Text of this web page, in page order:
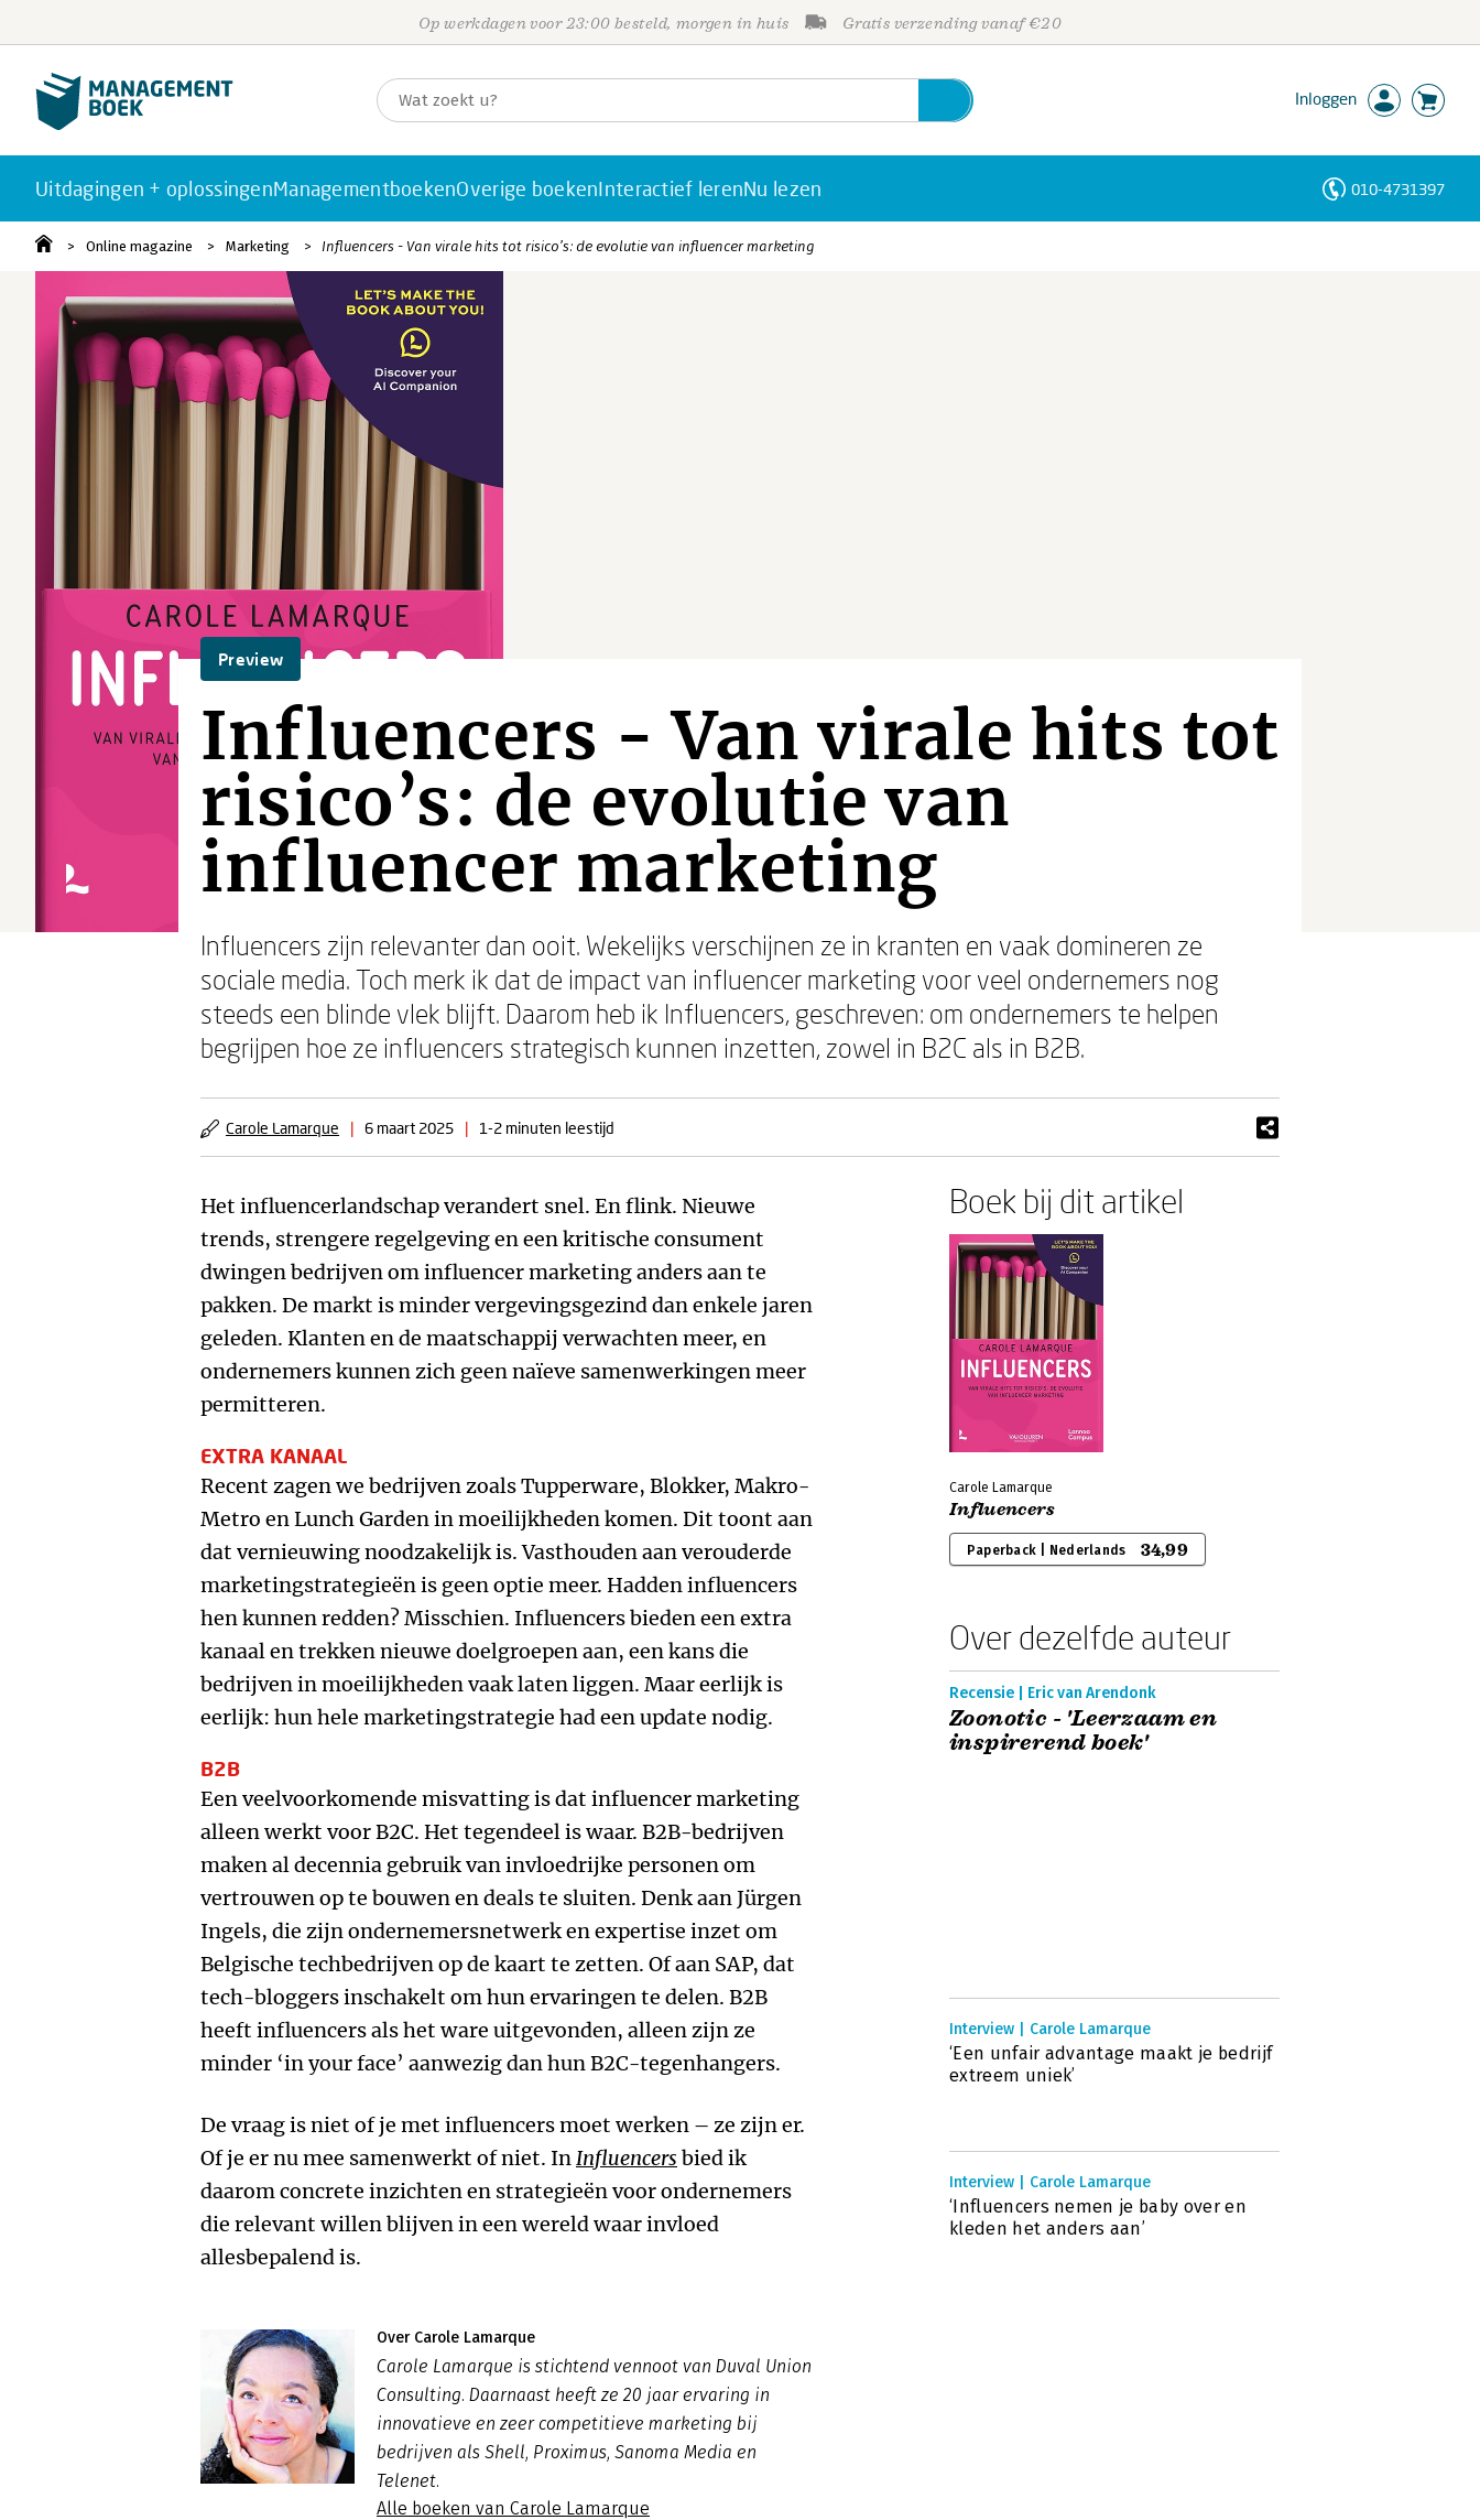
Op werkdagen voor 23:00 besteld, morgen in huis Gratis verzending vanaf €20
Inloggen
Uitdagingen + oplossingenManagementboekenOverige boekenInteractief lerenNu lezen 010-4731397
Online magazine Marketing Influencers - Van virale hits tot risico’s: de evolutie van influencer marketing
Preview
Influencers - Van virale hits tot
risico’s: de evolutie van
influencer marketing
Influencers zijn relevanter dan ooit. Wekelijks verschijnen ze in kranten en vaak domineren ze
sociale media. Toch merk ik dat de impact van influencer marketing voor veel ondernemers nog
steeds een blinde vlek blijft. Daarom heb ik Influencers, geschreven: om ondernemers te helpen
begrijpen hoe ze influencers strategisch kunnen inzetten, zowel in B2C als in B2B.
Carole Lamarque | 6 maart 2025 | 1-2 minuten leestijd
Het influencerlandschap verandert snel. En flink. Nieuwe
trends, strengere regelgeving en een kritische consument
dwingen bedrijven om influencer marketing anders aan te
pakken. De markt is minder vergevingsgezind dan enkele jaren
geleden. Klanten en de maatschappij verwachten meer, en
ondernemers kunnen zich geen naïeve samenwerkingen meer
permitteren.
EXTRA KANAAL
Recent zagen we bedrijven zoals Tupperware, Blokker, Makro-
Metro en Lunch Garden in moeilijkheden komen. Dit toont aan
dat vernieuwing noodzakelijk is. Vasthouden aan verouderde
marketingstrategieën is geen optie meer. Hadden influencers
hen kunnen redden? Misschien. Influencers bieden een extra
kanaal en trekken nieuwe doelgroepen aan, een kans die
bedrijven in moeilijkheden vaak laten liggen. Maar eerlijk is
eerlijk: hun hele marketingstrategie had een update nodig.
B2B
Een veelvoorkomende misvatting is dat influencer marketing
alleen werkt voor B2C. Het tegendeel is waar. B2B-bedrijven
maken al decennia gebruik van invloedrijke personen om
vertrouwen op te bouwen en deals te sluiten. Denk aan Jürgen
Ingels, die zijn ondernemersnetwerk en expertise inzet om
Belgische techbedrijven op de kaart te zetten. Of aan SAP, dat
tech-bloggers inschakelt om hun ervaringen te delen. B2B
heeft influencers als het ware uitgevonden, alleen zijn ze
minder ‘in your face’ aanwezig dan hun B2C-tegenhangers.
De vraag is niet of je met influencers moet werken – ze zijn er.
Of je er nu mee samenwerkt of niet. InInfluencers bied ik
daarom concrete inzichten en strategieën voor ondernemers
die relevant willen blijven in een wereld waar invloed
allesbepalend is.
Over Carole Lamarque
Carole Lamarque is stichtend vennoot van Duval Union
Consulting. Daarnaast heeft ze 20 jaar ervaring in
innovatieve en zeer competitieve marketing bij
bedrijven als Shell, Proximus, Sanoma Media en
Telenet.
Alle boeken van Carole Lamarque
Boek bij dit artikel
Carole Lamarque
Influencers
Paperback | Nederlands 34,99
Over dezelfde auteur
Recensie | Eric van Arendonk
Zoonotic - 'Leerzaam en
inspirerend boek'
Interview | Carole Lamarque
‘Een unfair advantage maakt je bedrijf
extreem uniek’
Interview | Carole Lamarque
‘Influencers nemen je baby over en
kleden het anders aan’
Personen